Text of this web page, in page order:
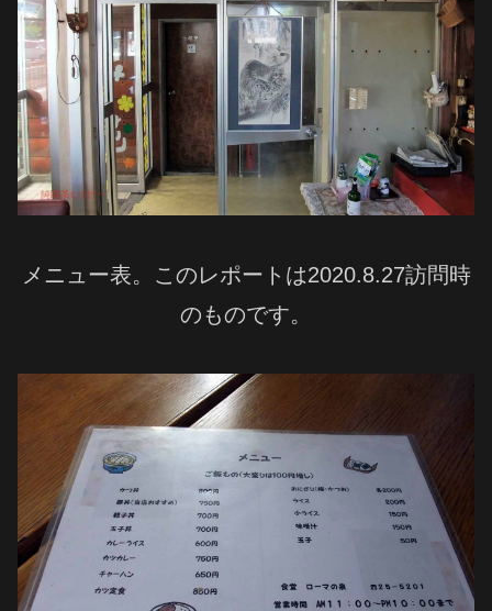
メニュー表。このレポートは2020.8.27訪問時
のものです。